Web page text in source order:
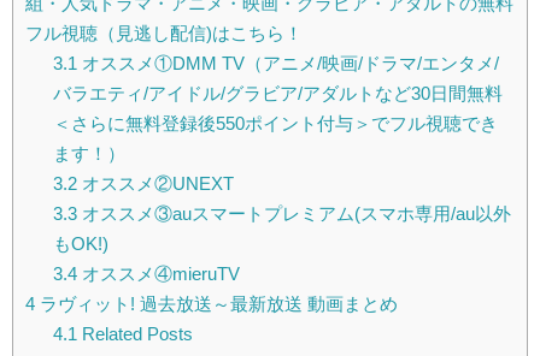
フル視聴（見逃し配信)はこちら！
3.1 オススメ①DMM TV（アニメ/映画/ドラマ/エンタメ/
バラエティ/アイドル/グラビア/アダルトなど30日間無料
＜さらに無料登録後550ポイント付与＞でフル視聴でき
ます！）
3.2オススメ②UNEXT
3.3オススメ③auスマートプレミアム(スマホ専用/au以外
もOK!)
3.4オススメ④mieruTV
4 ラヴィット! 過去放送～最新放送 動画まとめ
4.1 Related Posts